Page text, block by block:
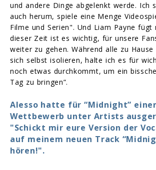
und andere Dinge abgelenkt werde. Ich
auch herum, spiele eine Menge
Filme und Serien". Und Liam Payne fügt
dieser Zeit ist es wichtig, für unsere
weiter zu gehen. Während alle zu
sich selbst isolieren, halte ich es für
noch etwas durchkommt, um ein
Tag zu bringen”.
Alesso hatte für “Midnight”
Wettbewerb unter Artists
"Schickt mir eure Version der
auf meinem neuen Track
hören!".